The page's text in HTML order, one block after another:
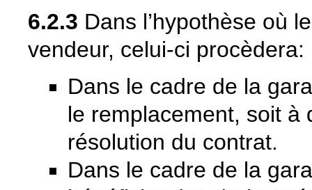
6.2.3 Dans l’hypothèse où
vendeur, celui-ci procèdera:
Dans le cadre de la
le remplacement, soit à
résolution du contrat.
Dans le cadre de la